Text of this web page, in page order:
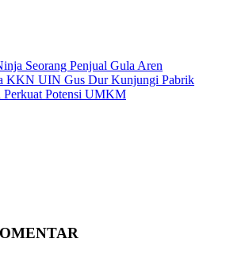
Seorang Penjual Gula Aren
KKN UIN Gus Dur Kunjungi Pabrik
Perkuat Potensi UMKM